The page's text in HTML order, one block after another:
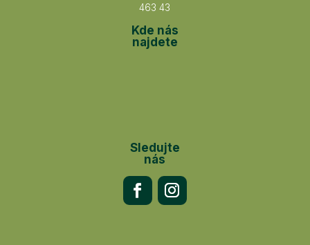
463 43
Kde nás
najdete
Sledujte
nás